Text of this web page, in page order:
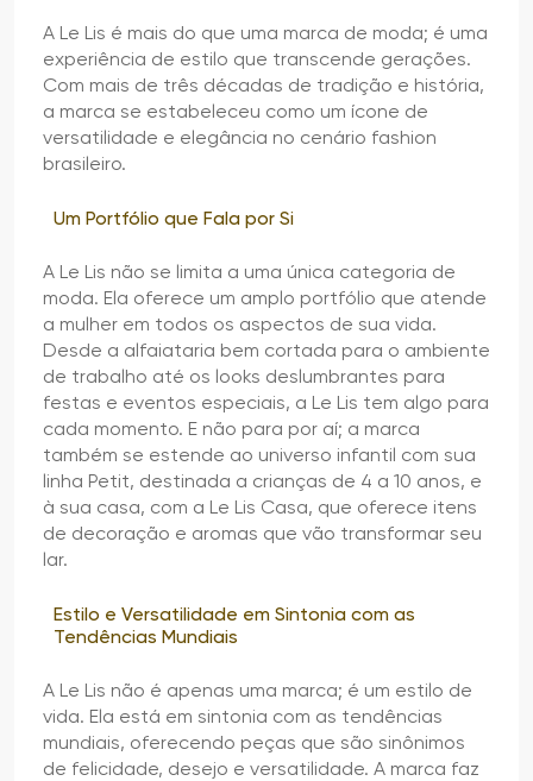
A Le Lis é mais do que uma marca de moda; é uma
experiência de estilo que transcende gerações.
Com mais de três décadas de tradição e história,
a marca se estabeleceu como um ícone de
versatilidade e elegância no cenário fashion
brasileiro.
Um Portfólio que Fala por Si
A Le Lis não se limita a uma única categoria de
moda. Ela oferece um amplo portfólio que atende
a mulher em todos os aspectos de sua vida.
Desde a alfaiataria bem cortada para o ambiente
de trabalho até os looks deslumbrantes para
festas e eventos especiais, a Le Lis tem algo para
cada momento. E não para por aí; a marca
também se estende ao universo infantil com sua
linha Petit, destinada a crianças de 4 a 10 anos, e
à sua casa, com a Le Lis Casa, que oferece itens
de decoração e aromas que vão transformar seu
lar.
Estilo e Versatilidade em Sintonia com as
Tendências Mundiais
A Le Lis não é apenas uma marca; é um estilo de
vida. Ela está em sintonia com as tendências
mundiais, oferecendo peças que são sinônimos
de felicidade, desejo e versatilidade. A marca faz